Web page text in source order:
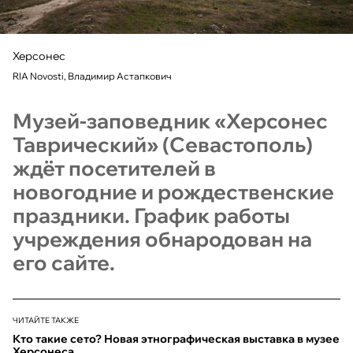
Херсонес
RIA Novosti, Владимир Астапкович
Музей-заповедник «Херсонес
Таврический» (Севастополь)
ждёт посетителей в
новогодние и рождественские
праздники. График работы
учреждения обнародован на
его сайте.
ЧИТАЙТЕ ТАКЖЕ
Кто такие сето? Новая этнографическая выставка в музее